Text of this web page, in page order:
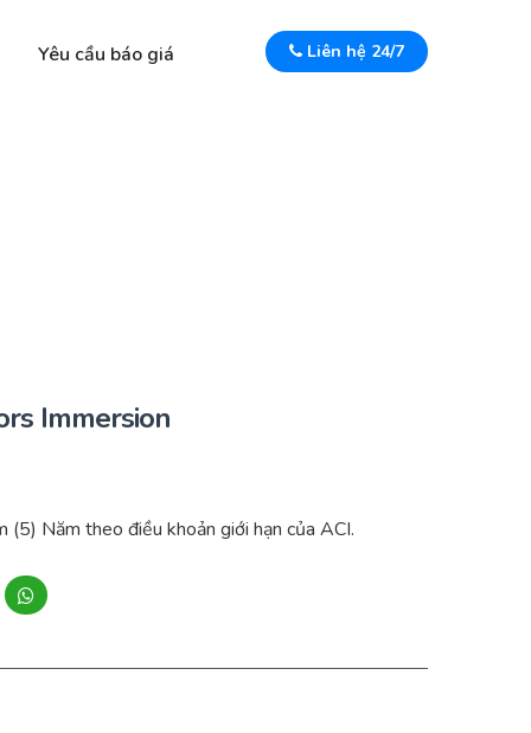
Yêu cầu báo giá Liên hệ 24/7
Immersion
Năm theo điều khoản giới hạn của ACI.